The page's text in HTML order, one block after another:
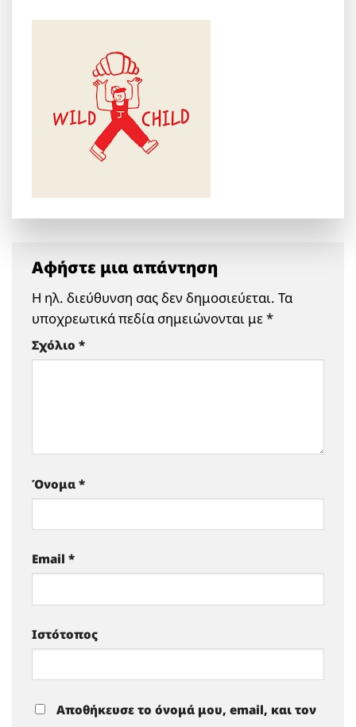
Αφήστε μια απάντηση
Η ηλ. διεύθυνση σας δεν δημοσιεύεται. Τα
υποχρεωτικά πεδία σημειώνονται με*
Σχόλιο *
Όνομα *
Email *
Ιστότοπος
Αποθήκευσε το όνομά μου, email, και τον